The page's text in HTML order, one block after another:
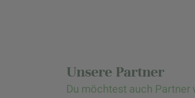
Unsere Partner
Du möchtest auch Partner